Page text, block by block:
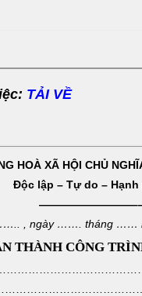
TẢI VỀ
HOÀ XÃ HỘI CHỦ
Độc lập – Tự do –
, ngày ……. tháng ……
THÀNH CÔNG